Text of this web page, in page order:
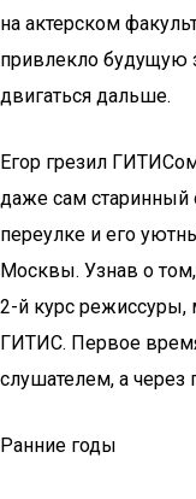
на актерском
привлекло будущую
двигаться дальше.
Егор грезил
даже сам
переулке и его
Москвы. Узнав о
2-й курс режиссуры,
ГИТИС. Первое
слушателем, а через
Ранние годы